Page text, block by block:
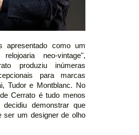
apresentado como um
neo-vintage",
produziu inúmeras
para marcas
Tudor e Montblanc. No
Cerrato é tudo menos
decidiu demonstrar que
ser um designer de olho